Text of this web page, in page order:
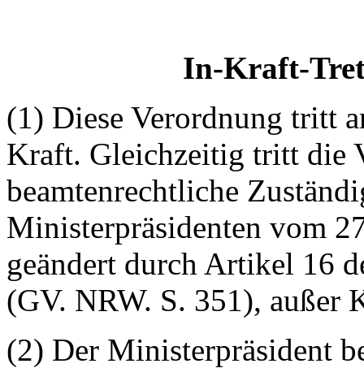
In-Kraft-
(1) Diese Verordnung tritt
Kraft. Gleichzeitig tritt die
beamtenrechtliche
Ministerpräsidenten vom
geändert durch Artikel 16
(GV. NRW. S. 351), außer
(2) Der Ministerpräsident